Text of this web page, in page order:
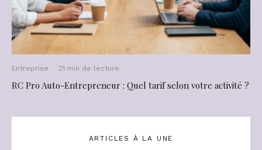
Entreprise · 21 min de lecture
RC Pro Auto-Entrepreneur : Quel tarif selon votre activité ?
ARTICLES À LA UNE